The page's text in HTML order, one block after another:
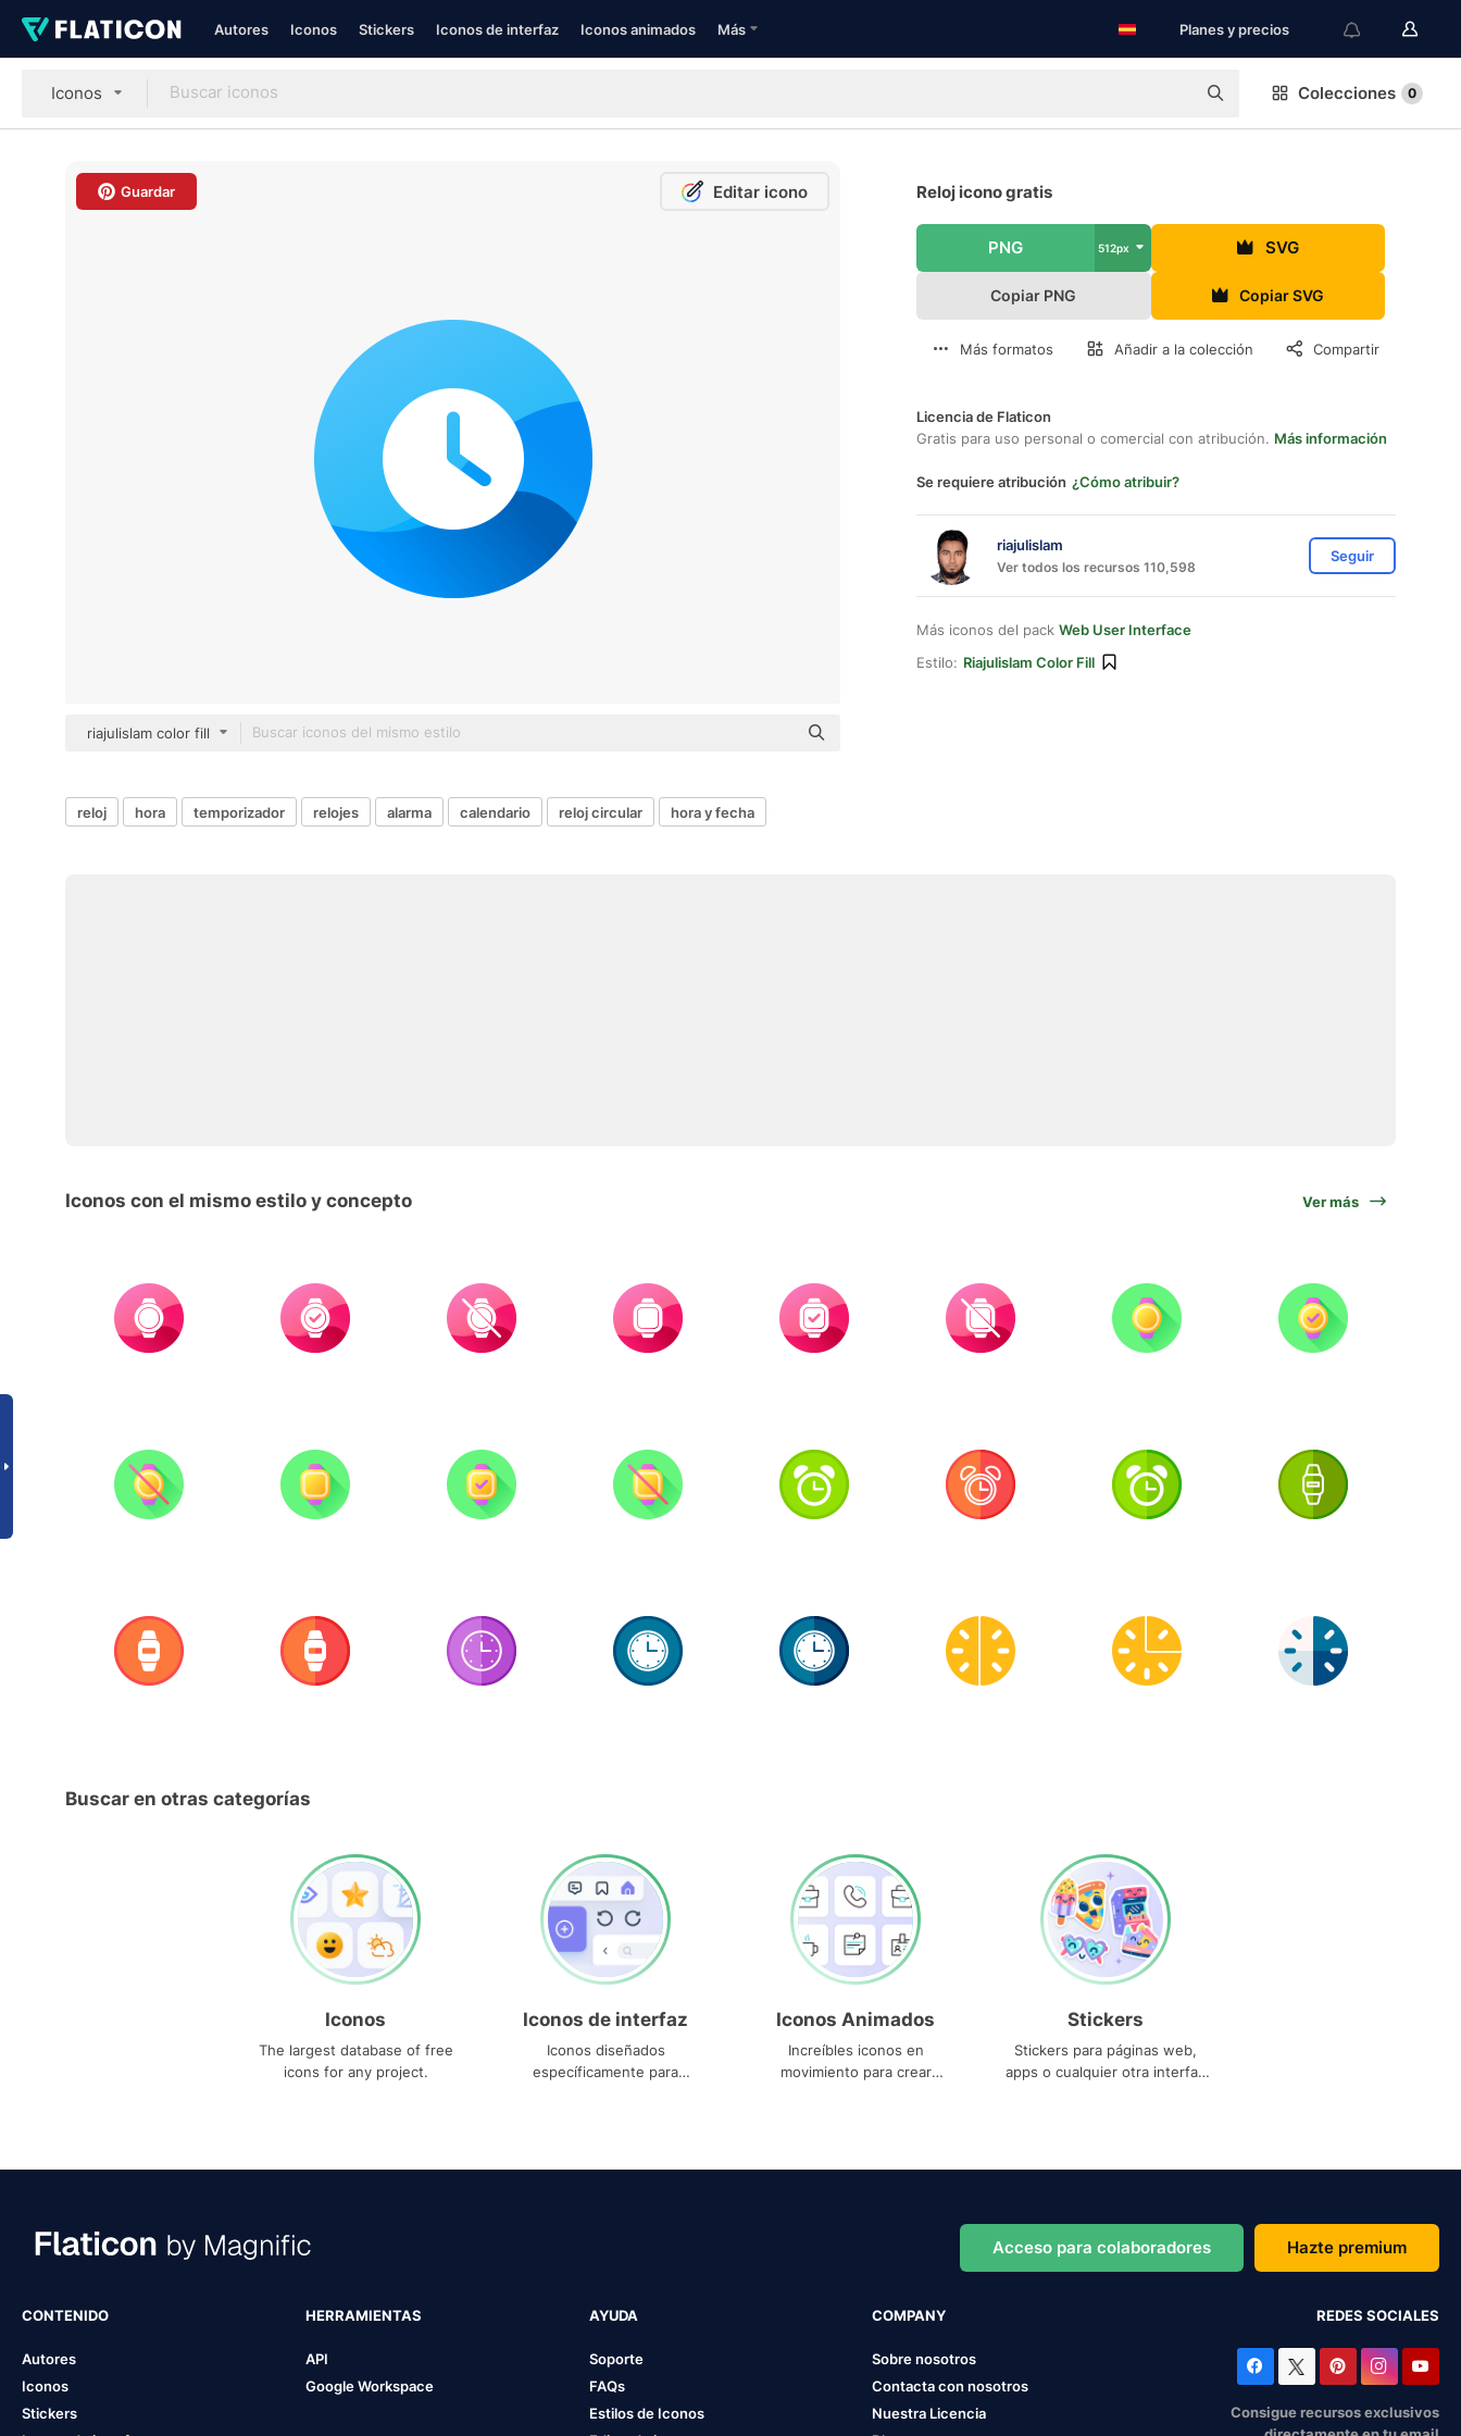
Autores Iconos Stickers Iconos de interfaz Iconos animados Más Planes y precios
Iconos Colecciones 0
Guardar Editar icono
riajulislam color fill
Reloj icono gratis
PNG 512px SVG
Copiar PNG Copiar SVG
Más formatos Añadir a la colección Compartir
Licencia de Flaticon
Gratis para uso personal o comercial con atribución. Más información
Se requiere atribución ¿Cómo atribuir?
riajulislam
Ver todos los recursos 110,598
Seguir
Más iconos del pack Web User Interface
Estilo: Riajulislam Color Fill
reloj hora temporizador relojes alarma calendario reloj circular hora y fecha
Iconos con el mismo estilo y concepto Ver más
Buscar en otras categorías
Iconos
The largest database of free
icons for any project.
Iconos de interfaz
Iconos diseñados
específicamente para
Iconos Animados
Increíbles iconos en
movimiento para crear
Stickers
Stickers para páginas web,
apps o cualquier otra interfaz
Acceso para colaboradores Hazte premium
CONTENIDO
Autores
Iconos
Stickers
HERRAMIENTAS
API
Google Workspace
AYUDA
Soporte
FAQs
Estilos de Iconos
COMPANY
Sobre nosotros
Contacta con nosotros
Nuestra Licencia
REDES SOCIALES
Consigue recursos exclusivos